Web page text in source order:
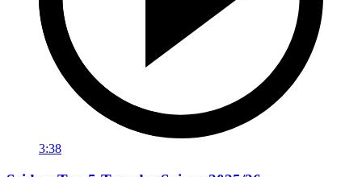
3:38